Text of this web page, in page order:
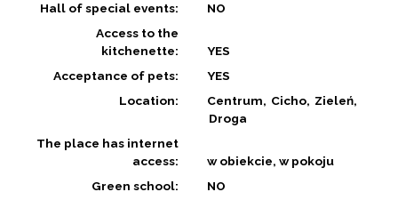
Hall of special events:
NO
Access to the
kitchenette:
YES
Acceptance of pets:
YES
Location:
Centrum Cicho
Zieleń
Droga
The place has internet
access:
w obiekcie, w pokoju
Green school:
NO